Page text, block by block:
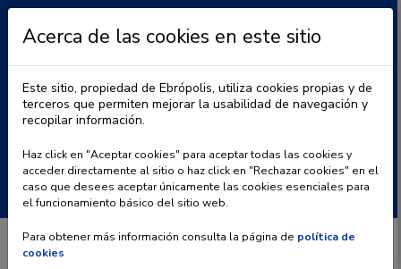
BLOG | CONTACTO
Buscar:
Acerca de las cookies en este sitio
Este sitio, propiedad de Ebrópolis, utiliza cookies propias y de
terceros que permiten mejorar la usabilidad de navegación y
recopilar información.
Haz click en "Aceptar cookies" para aceptar todas las cookies y
acceder directamente al sitio o haz click en "Rechazar cookies" en el
caso que desees aceptar únicamente las cookies esenciales para
el funcionamiento básico del sitio web.
Para obtener más información consulta la página de política de
cookies